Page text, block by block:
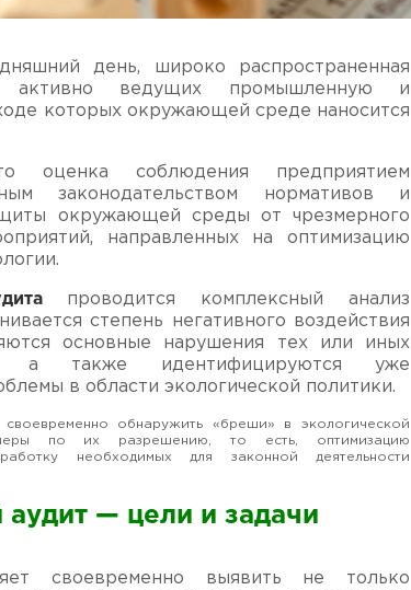
день, широко распространенная
активно ведущих промышленную и
которых окружающей среде наносится
оценка соблюдения предприятием
законодательством нормативов и
окружающей среды от чрезмерного
направленных на оптимизацию
проводится комплексный анализ
степень негативного воздействия
основные нарушения тех или иных
а также идентифицируются уже
в области экологической политики.
обнаружить «бреши» в экологической
по их разрешению, то есть, оптимизацию
необходимых для законной деятельности
аудит — цели и задачи
своевременно выявить не только